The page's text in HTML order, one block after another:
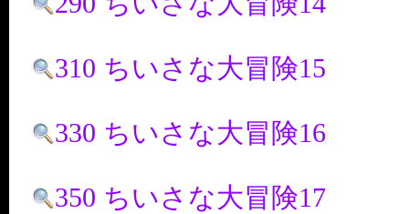
310 ちいさな大冒険15
330 ちいさな大冒険16
350 ちいさな大冒険17